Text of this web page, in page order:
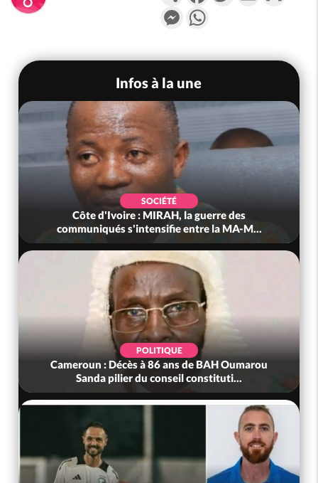
Messenger
Infos à la une
SOCIÉTÉ
Côte d'Ivoire : MIRAH, la guerre des
communiqués s'intensifie entre la MA-M...
POLITIQUE
Cameroun : Décès à 86 ans de BAH Oumarou
Sanda pilier du conseil constituti...